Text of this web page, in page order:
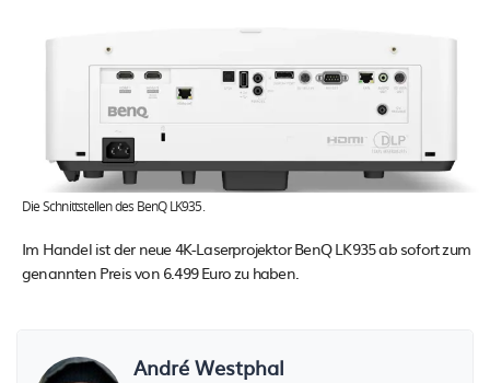
Die Schnittstellen des BenQ LK935.
Im Handel ist der neue 4K-Laserprojektor BenQ LK935 ab sofort zum
genannten Preis von 6.499 Euro zu haben.
André Westphal